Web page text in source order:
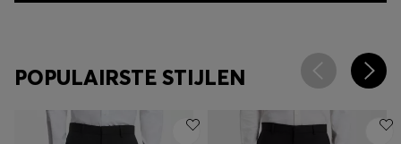
POPULAIRSTE STIJLEN